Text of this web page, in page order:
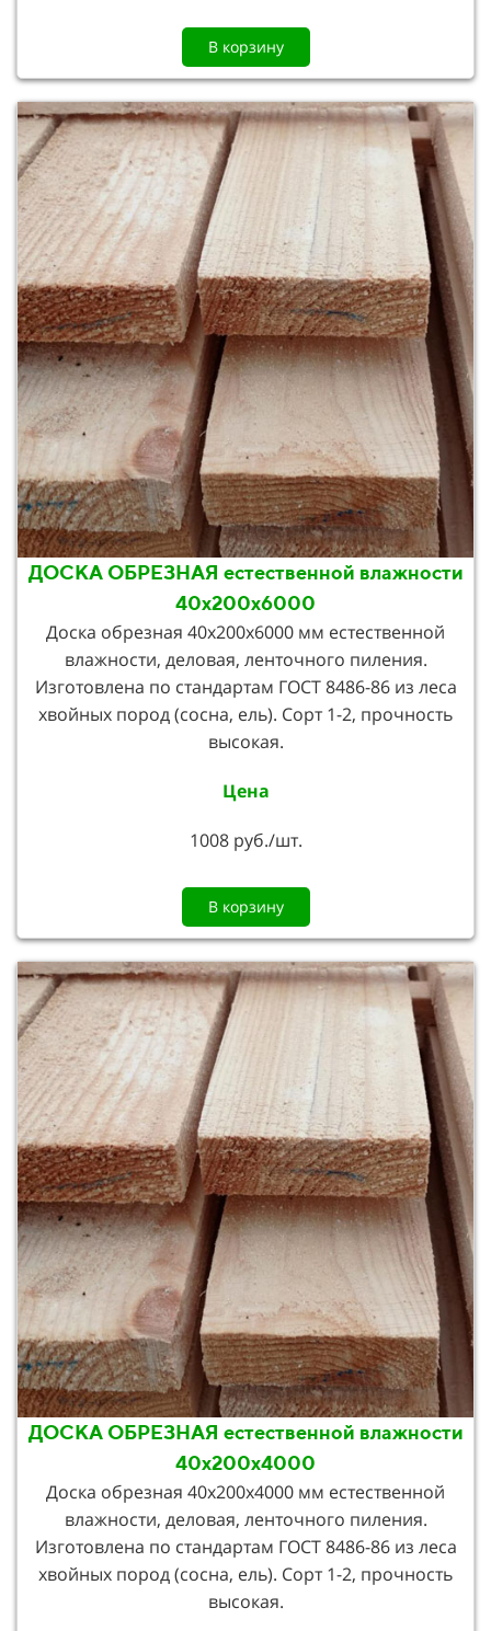
В корзину
ДОСКА ОБРЕЗНАЯ естественной влажности
40х200х6000
Доска обрезная 40х200х6000 мм естественной
влажности, деловая, ленточного пиления.
Изготовлена по стандартам ГОСТ 8486-86 из леса
хвойных пород (сосна, ель). Сорт 1-2, прочность
высокая.
Цена
1008 руб./шт.
В корзину
ДОСКА ОБРЕЗНАЯ естественной влажности
40х200х4000
Доска обрезная 40х200х4000 мм естественной
влажности, деловая, ленточного пиления.
Изготовлена по стандартам ГОСТ 8486-86 из леса
хвойных пород (сосна, ель). Сорт 1-2, прочность
высокая.